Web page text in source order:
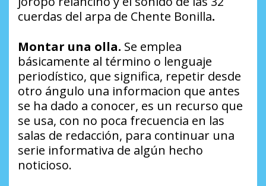
cuerdas del arpa de Chente Bonilla.
Montar una olla. Se emplea
básicamente al término o lenguaje
periodístico, que significa, repetir desde
otro ángulo una informacion que antes
se ha dado a conocer, es un recurso que
se usa, con no poca frecuencia en las
salas de redacción, para continuar una
serie informativa de algún hecho
noticioso.